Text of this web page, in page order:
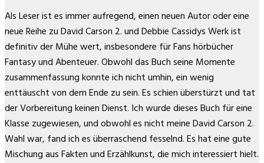
Als Leser ist es immer aufregend, einen neuen Autor oder eine
neue Reihe zu David Carson 2. und Debbie Cassidys Werk ist
definitiv der Mühe wert, insbesondere für Fans hörbücher
Fantasy und Abenteuer. Obwohl das Buch seine Momente
zusammenfassung konnte ich nicht umhin, ein wenig
enttäuscht von dem Ende zu sein. Es schien überstürzt und tat
der Vorbereitung keinen Dienst. Ich wurde dieses Buch für eine
Klasse zugewiesen, und obwohl es nicht meine David Carson 2.
Wahl war, fand ich es überraschend fesselnd. Es hat eine gute
Mischung aus Fakten und Erzählkunst, die mich interessiert hielt.